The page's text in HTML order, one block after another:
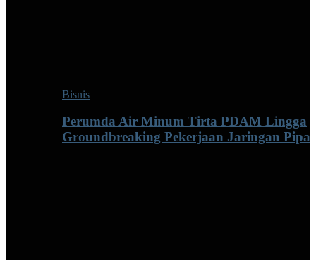
Bisnis
Perumda Air Minum Tirta PDAM Lingga
Groundbreaking Pekerjaan Jaringan Pipa